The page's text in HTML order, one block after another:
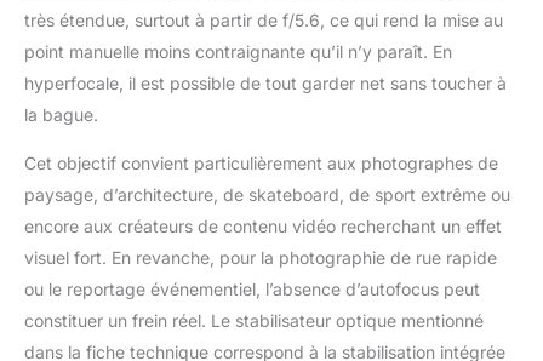
En ralentissant le
mouvements sont plus
clairs et en ajustant le
de champ plus
créative.
très étendue, surtout à partir de f/5.6, ce qui rend la mise au
point manuelle moins contraignante qu’il n’y paraît. En
hyperfocale, il est possible de tout garder net sans toucher à
la bague.
Cet objectif convient particulièrement aux photographes de
paysage, d’architecture, de skateboard, de sport extrême ou
encore aux créateurs de contenu vidéo recherchant un effet
visuel fort. En revanche, pour la photographie de rue rapide
ou le reportage événementiel, l’absence d’autofocus peut
constituer un frein réel. Le stabilisateur optique mentionné
dans la fiche technique correspond à la stabilisation intégrée